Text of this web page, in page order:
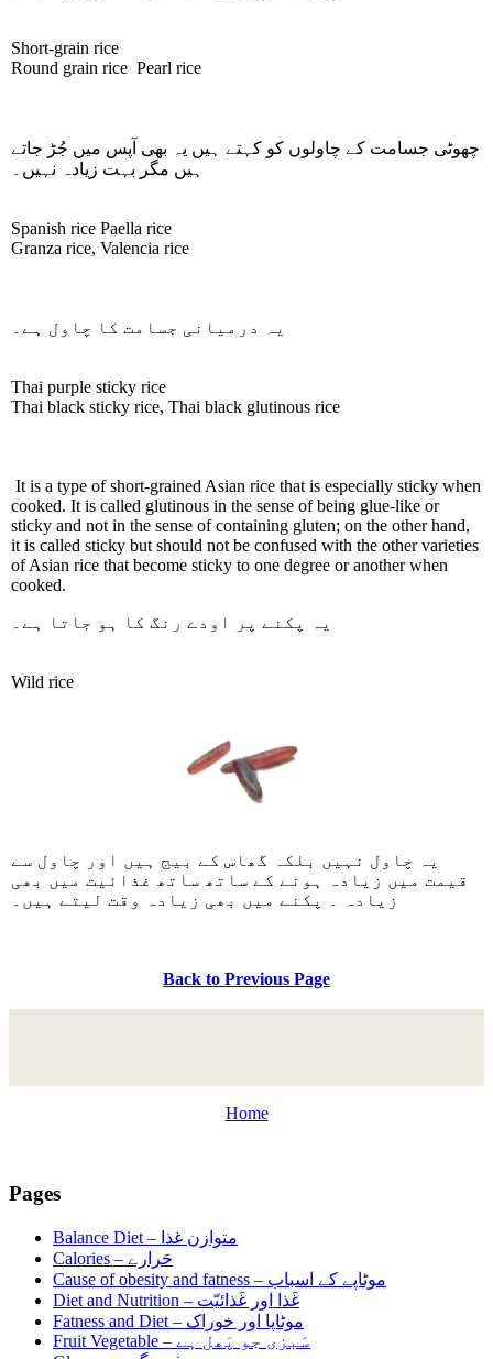
Short-grain rice
Round grain rice Pearl rice
چھوٹی جسامت کے چاولوں کو کہتے ہیں یہ بھی آپس میں جُڑ جاتے
ہیں مگر بہت زیادہ نہیں۔
Spanish rice Paella rice
Granza rice, Valencia rice
یہ درمیانی جسامت کا چاول ہے۔
Thai purple sticky rice
Thai black sticky rice, Thai black glutinous rice
It is a type of short-grained Asian rice that is especially sticky when
cooked. It is called glutinous in the sense of being glue-like or
sticky and not in the sense of containing gluten; on the other hand,
it is called sticky but should not be confused with the other varieties
of Asian rice that become sticky to one degree or another when
cooked.
یہ پکنے پر اودے رنگ کا ہو جاتا ہے۔
Wild rice
یہ چاول نہیں بلکہ گھاس کے بیج ہیں اور چاول سے
قیمت میں زیادہ ہونے کے ساتھ ساتھ غذائیت میں بھی
زیادہ ۔ پکنے میں بھی زیادہ وقت لیتے ہیں۔
Back to Previous Page
Home
Pages
Balance Diet – متوازن غذا
Calories – حَرارے
Cause of obesity and fatness – موٹاپے کے اسباب
Diet and Nutrition – غَذا اور غَذائیّت
Fatness and Diet – موٹاپا اور خوراک
Fruit Vegetable – سَبزی جو پَھل ہے